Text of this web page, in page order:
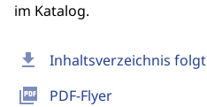
download Inhaltsverzeichnis folgt
picture_as_pdf PDF-Flyer
im Katalog.